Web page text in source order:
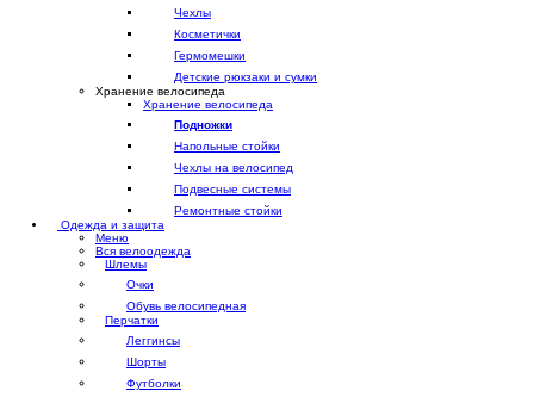
Чехлы
Косметички
Гермомешки
Детские рюкзаки и сумки
Хранение велосипеда
Хранение велосипеда
Подножки
Напольные стойки
Чехлы на велосипед
Подвесные системы
Ремонтные стойки
Одежда и защита
Меню
Вся велоодежда
Шлемы
Очки
Обувь велосипедная
Перчатки
Леггинсы
Шорты
Футболки